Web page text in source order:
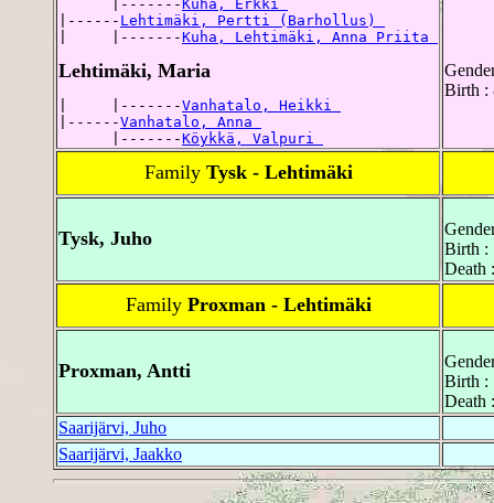
      |-------
Kuha, Erkki
|------ Lehtimäki, Pertti (Barhollus)
|     |-------Kuha, Lehtimäki, Anna Priita
Lehtimäki, Maria
|     |-------Vanhatalo, Heikki
|------Vanhatalo, Anna
      |-------
Köykkä, Valpuri
Birth :
Family Tysk - Lehtimäki
Tysk, Juho
Birth :
Death
Family Proxman - Lehtimäki
Proxman, Antti
Birth :
Death
Saarijärvi, Juho
Saarijärvi, Jaakko